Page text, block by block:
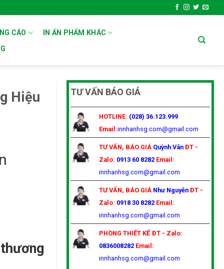
CÁO
IN ẤN PHẨM KHÁC
Hiệu TƯ VẤN BÁO GIÁ
HOTLINE: (028) 36.123.999
Email:innhanhsg.com@gmail.com
TƯ VẤN, BÁO GIÁ Quỳnh Vân ĐT -
Zalo: 0913 60 8282 Email:
innhanhsg.com@gmail.com
TƯ VẤN, BÁO GIÁ Như Nguyễn ĐT -
Zalo: 0918 30 8282 Email:
innhanhsg.com@gmail.com
PHÒNG THIẾT KẾ ĐT - Zalo:
0836008282 Email:
innhanhsg.com@gmail.com